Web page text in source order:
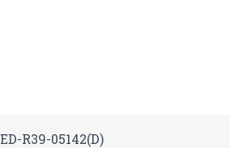
R39-05142(D)